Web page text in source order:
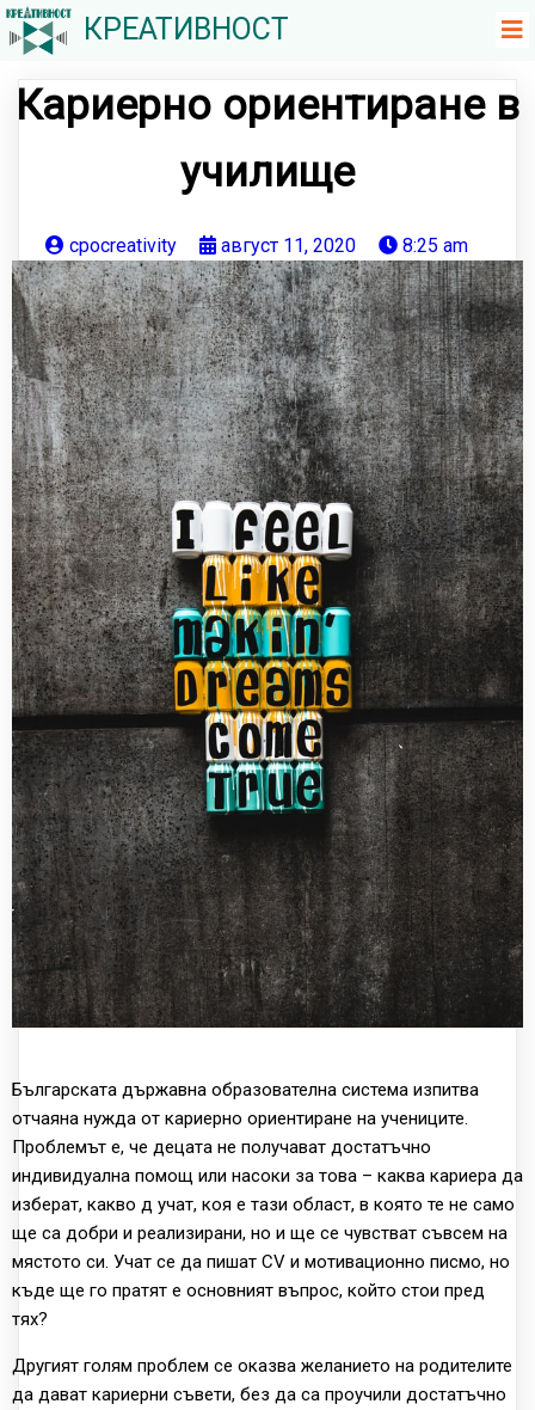
КРЕАТИВНОСТ
Кариерно ориентиране в
училище
cpocreativity август 11, 2020 8:25 am
Българската държавна образователна система изпитва
отчаяна нужда от кариерно ориентиране на учениците.
Проблемът е, че децата не получават достатъчно
индивидуална помощ или насоки за това – каква кариера да
изберат, какво д учат, коя е тази област, в която те не само
ще са добри и реализирани, но и ще се чувстват съвсем на
мястото си. Учат се да пишат CV и мотивационно писмо, но
къде ще го пратят е основният въпрос, който стои пред
тях?
Другият голям проблем се оказва желанието на родителите
да дават кариерни съвети, без да са проучили достатъчно